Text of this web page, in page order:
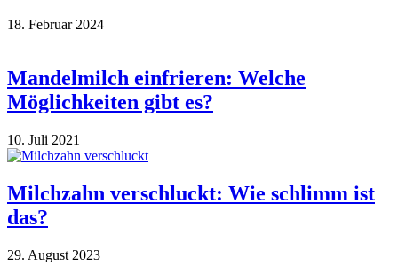
18. Februar 2024
Mandelmilch einfrieren: Welche
Möglichkeiten gibt es?
10. Juli 2021
Milchzahn verschluckt: Wie schlimm ist
das?
29. August 2023